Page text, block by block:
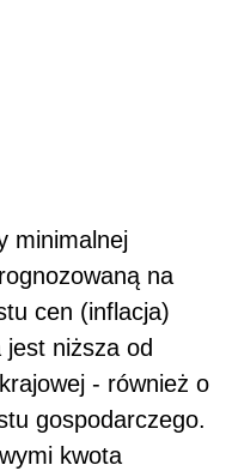
minimalnej
na
cen (inflacja)
jest niższa od
- również o
gospodarczego.
kwota